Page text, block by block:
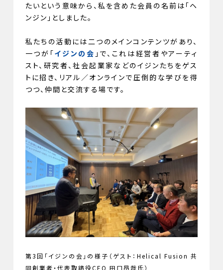
たいという意味から、私を含めた会員の名前は「ヘ
ンジン」としました。
私たちの活動には二つのメインコンテンツがあり、
一つが「イジンの会 」で、これは経営者やアーティ
スト、研究者、社会起業家などのイジンたちをゲス
トに招き、リアル／オンラインで圧倒的な学びを得
つつ、仲間と交流する場です。
第3回「イジンの会」の様子（ゲスト：Helical Fusion 共
同創業者・代表取締役CEO 田口昂哉氏）